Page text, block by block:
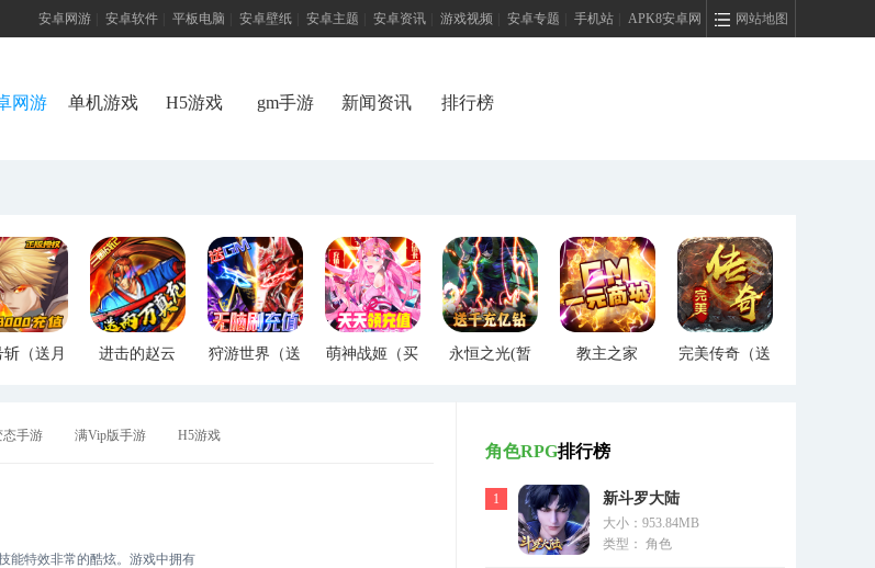
网站地图
安卓网游 安卓软件 平板电脑 安卓壁纸 安卓主题 安卓资讯 游戏视频 安卓专题 手机站 APK8安卓网
网游 单机游戏 H5游戏 gm手游 新闻资讯 排行榜
斩（送月
进击的赵云
狩游世界（送
萌神战姬（买
永恒之光(暂
教主之家
完美传奇（送
态手游 满Vip版手游 H5游戏
能特效非常的酷炫。游戏中拥有
角色RPG排行榜
1 新斗罗大陆
大小：953.84MB
类型： 角色